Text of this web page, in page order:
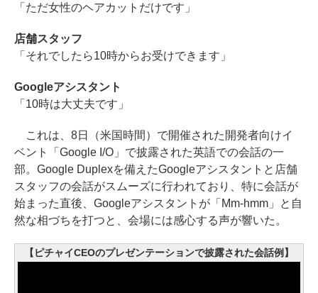
「ただ女性のヘアカットだけです」
店舗スタッフ
「それでしたら10時からお受けできます」
Googleアシスタント
「10時は大丈夫です」
これは、8日（米国時間）で開催された開発者向けイ
ベント「Google I/O」で披露された英語での会話の一
部。Google Duplexを備えたGoogleアシスタントと店舗
スタッフの会話がスムーズに行われており、特に会話が
始まった直後、Googleアシスタントが「Mm-hmm」と自
然な相づちを打つと、会場には感心する声が響いた。
【ピチャイCEOのプレゼンテーションで披露された会話例】